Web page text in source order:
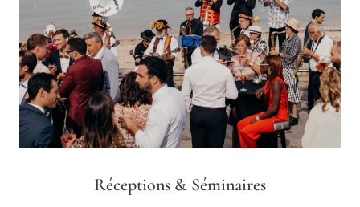
Réceptions & Séminaires